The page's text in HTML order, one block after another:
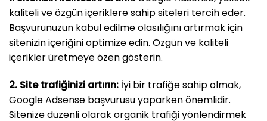
kaliteli ve özgün içeriklere sahip siteleri tercih eder.
Başvurunuzun kabul edilme olasılığını artırmak için
sitenizin içeriğini optimize edin. Özgün ve kaliteli
içerikler üretmeye özen gösterin.
2. Site trafiğinizi artırın: İyi bir trafiğe sahip olmak,
Google Adsense başvurusu yaparken önemlidir.
Sitenize düzenli olarak organik trafiği yönlendirmek